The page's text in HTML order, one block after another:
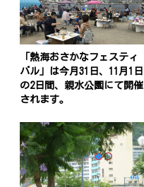
「熱海おさかなフェスティ
バル」は今月31日、11月1日
の2日間、親水公園にて開催
されます。